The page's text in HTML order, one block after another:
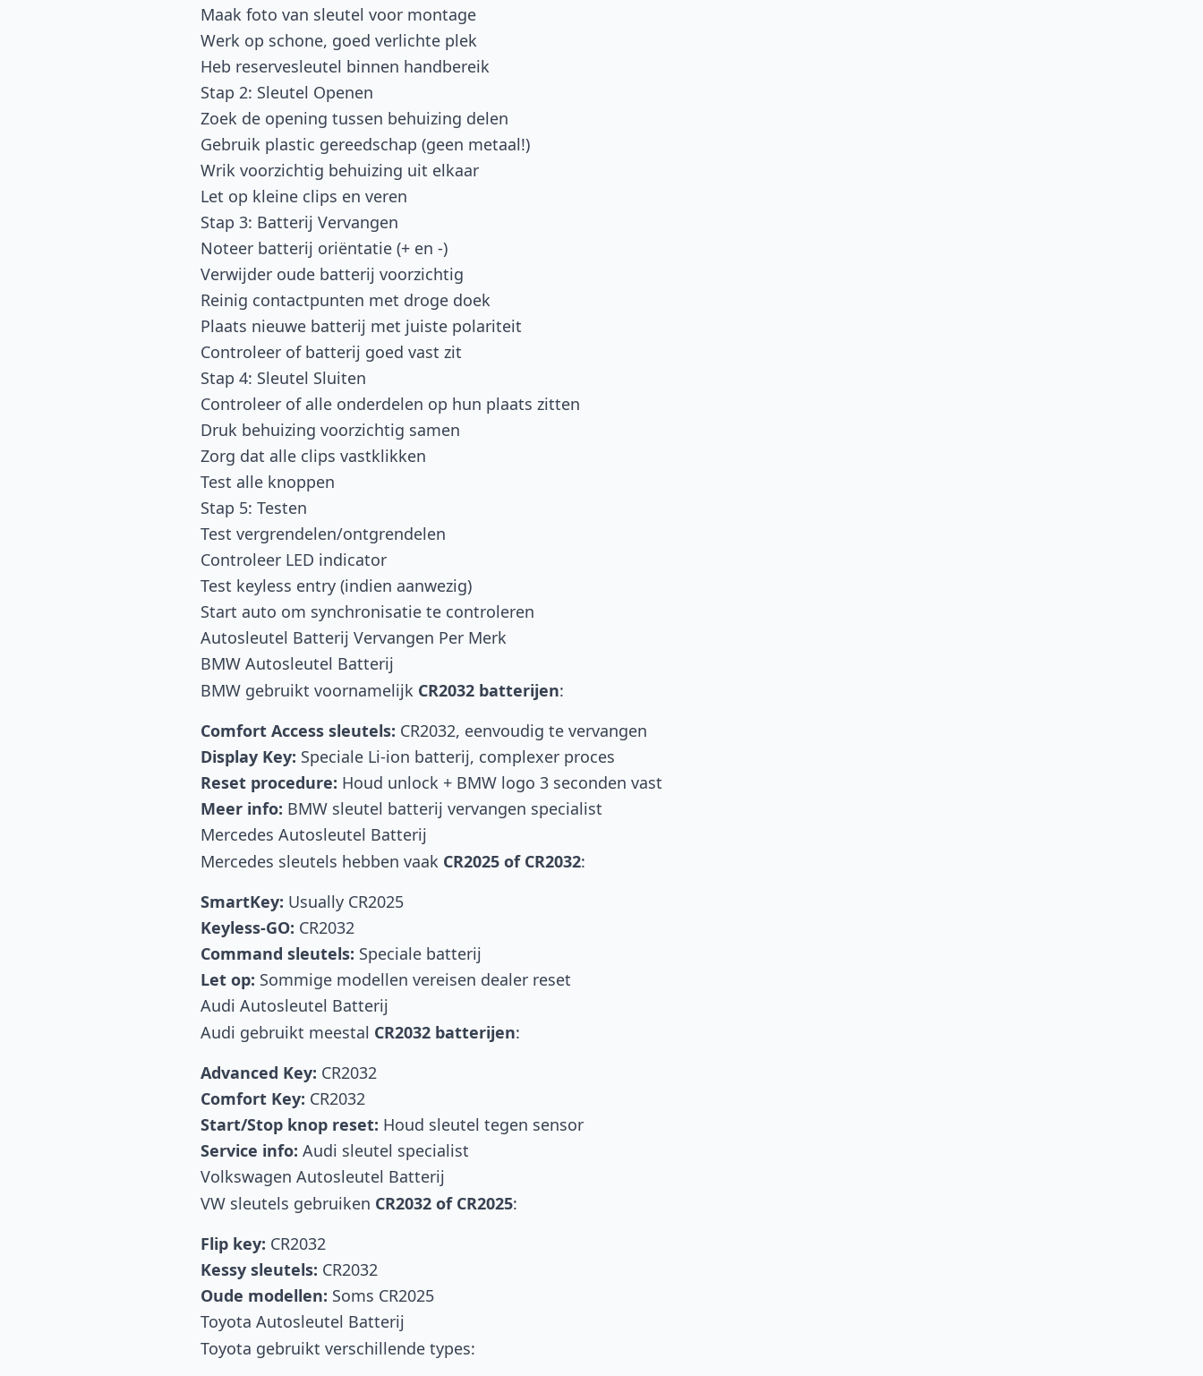
Maak foto van sleutel voor montage
Werk op schone, goed verlichte plek
Heb reservesleutel binnen handbereik
Stap 2: Sleutel Openen
Zoek de opening tussen behuizing delen
Gebruik plastic gereedschap (geen metaal!)
Wrik voorzichtig behuizing uit elkaar
Let op kleine clips en veren
Stap 3: Batterij Vervangen
Noteer batterij oriëntatie (+ en -)
Verwijder oude batterij voorzichtig
Reinig contactpunten met droge doek
Plaats nieuwe batterij met juiste polariteit
Controleer of batterij goed vast zit
Stap 4: Sleutel Sluiten
Controleer of alle onderdelen op hun plaats zitten
Druk behuizing voorzichtig samen
Zorg dat alle clips vastklikken
Test alle knoppen
Stap 5: Testen
Test vergrendelen/ontgrendelen
Controleer LED indicator
Test keyless entry (indien aanwezig)
Start auto om synchronisatie te controleren
Autosleutel Batterij Vervangen Per Merk
BMW Autosleutel Batterij
BMW gebruikt voornamelijk CR2032 batterijen:
Comfort Access sleutels: CR2032, eenvoudig te vervangen
Display Key: Speciale Li-ion batterij, complexer proces
Reset procedure: Houd unlock + BMW logo 3 seconden vast
Meer info: BMW sleutel batterij vervangen specialist
Mercedes Autosleutel Batterij
Mercedes sleutels hebben vaak CR2025 of CR2032:
SmartKey: Usually CR2025
Keyless-GO: CR2032
Command sleutels: Speciale batterij
Let op: Sommige modellen vereisen dealer reset
Audi Autosleutel Batterij
Audi gebruikt meestal CR2032 batterijen:
Advanced Key: CR2032
Comfort Key: CR2032
Start/Stop knop reset: Houd sleutel tegen sensor
Service info: Audi sleutel specialist
Volkswagen Autosleutel Batterij
VW sleutels gebruiken CR2032 of CR2025:
Flip key: CR2032
Kessy sleutels: CR2032
Oude modellen: Soms CR2025
Toyota Autosleutel Batterij
Toyota gebruikt verschillende types: